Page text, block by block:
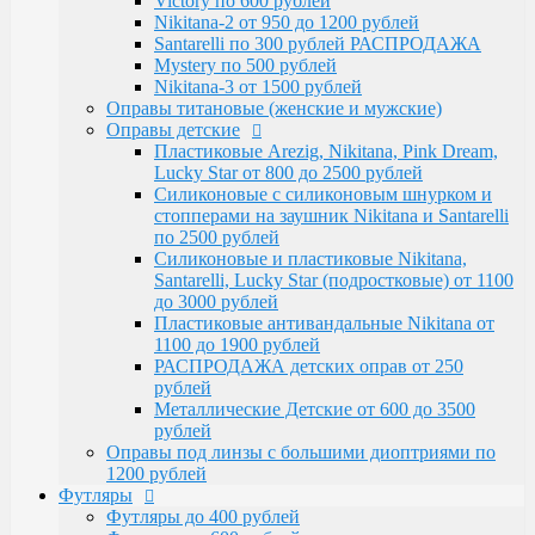
Santarelli, Lucky Star (подростковые) от 1100
до 3000 рублей
Пластиковые антивандальные Nikitana от
1100 до 1900 рублей
РАСПРОДАЖА детских оправ от 250 рублей
Металлические Детские от 600 до 3500
рублей
Оправы под линзы с большими диоптриями по
1200 рублей
Футляры до 400 рублей
Футляры по 600 рублей
Футляры по 550 рублей
Футляры для солнцезащитных очков
Детские от 400 рублей
Распродажа
Nikitana-2 от 950 до 1200 рублей
Santarelli по 300 рублей РАСПРОДАЖА
Mystery по 500 рублей
Nikitana-3 от 1500 рублей
Оправы титановые (женские и мужские)
Оправы детские
Пластиковые Arezig, Nikitana, Pink Dream,
Lucky Star от 800 до 2500 рублей
Силиконовые с силиконовым шнурком и
стопперами на заушник Nikitana и Santarelli
по 2500 рублей
Силиконовые и пластиковые Nikitana,
Santarelli, Lucky Star (подростковые) от 1100
до 3000 рублей
Пластиковые антивандальные Nikitana от
1100 до 1900 рублей
РАСПРОДАЖА детских оправ от 250
рублей
Металлические Детские от 600 до 3500
рублей
Оправы под линзы с большими диоптриями по
1200 рублей
Футляры
Футляры до 400 рублей